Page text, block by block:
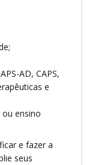
AD, CAPS,
e
ensino
e fazer a
seus